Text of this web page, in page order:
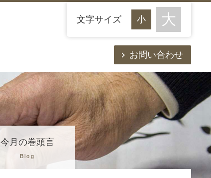
お問い合わせ
文字サイズ
今月の巻頭言
Blog